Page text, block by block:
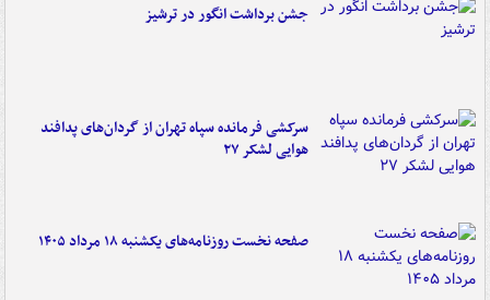
جشن برداشت انگور در ترشیز
سرکشی فرمانده سپاه تهران از گردان‌های پدافند
هوایی لشکر ۲۷
صفحه نخست روزنامه‌های یکشنبه ۱۸ مرداد ۱۴۰۵